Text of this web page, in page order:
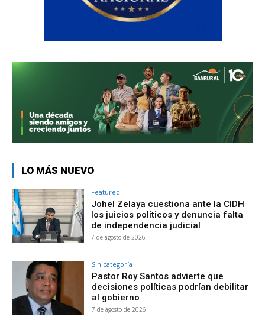
LO MÁS NUEVO
Featured
Johel Zelaya cuestiona ante la CIDH
los juicios políticos y denuncia falta
de independencia judicial
7 de agosto de 2026
Sin categoría
Pastor Roy Santos advierte que
decisiones políticas podrían debilitar
al gobierno
7 de agosto de 2026